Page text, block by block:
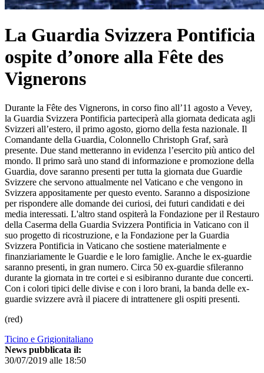
La Guardia Svizzera Pontificia
ospite d’onore alla Fête des
Vignerons
Durante la Fête des Vignerons, in corso fino all’11 agosto a Vevey,
la Guardia Svizzera Pontificia parteciperà alla giornata dedicata agli
Svizzeri all’estero, il primo agosto, giorno della festa nazionale. Il
Comandante della Guardia, Colonnello Christoph Graf, sarà
presente. Due stand metteranno in evidenza l’esercito più antico del
mondo. Il primo sarà uno stand di informazione e promozione della
Guardia, dove saranno presenti per tutta la giornata due Guardie
Svizzere che servono attualmente nel Vaticano e che vengono in
Svizzera appositamente per questo evento. Saranno a disposizione
per rispondere alle domande dei curiosi, dei futuri candidati e dei
media interessati. L'altro stand ospiterà la Fondazione per il Restauro
della Caserma della Guardia Svizzera Pontificia in Vaticano con il
suo progetto di ricostruzione, e la Fondazione per la Guardia
Svizzera Pontificia in Vaticano che sostiene materialmente e
finanziariamente le Guardie e le loro famiglie. Anche le ex-guardie
saranno presenti, in gran numero. Circa 50 ex-guardie sfileranno
durante la giornata in tre cortei e si esibiranno durante due concerti.
Con i colori tipici delle divise e con i loro brani, la banda delle ex-
guardie svizzere avrà il piacere di intrattenere gli ospiti presenti.
(red)
Ticino e Grigionitaliano
News pubblicata il:
30/07/2019 alle 18:50